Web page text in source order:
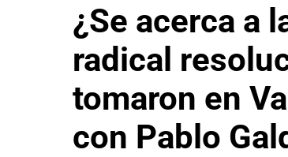
¿Se acerca a
radical
tomaron en
con Pablo